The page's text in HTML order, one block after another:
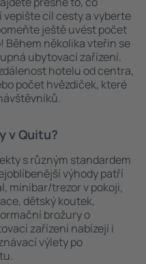
cíl cesty a vyberte
ještě uvést počet
Během několika vteřin se
ubytovací zařízení.
hotelu od centra,
počet hvězdiček, které
v Quitu?
s různým standardem
výhody patří
minibar/trezor v pokoji,
dětský koutek,
brožury o
zařízení nabízejí i
výlety po